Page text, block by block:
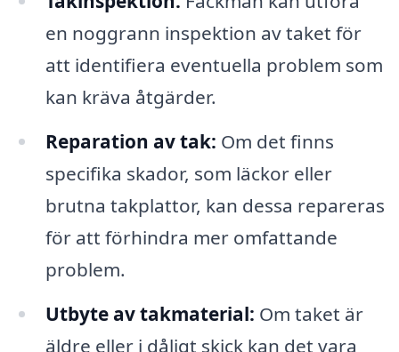
en noggrann inspektion av taket för
att identifiera eventuella problem som
kan kräva åtgärder.
Reparation av tak: Om det finns
specifika skador, som läckor eller
brutna takplattor, kan dessa repareras
för att förhindra mer omfattande
problem.
Utbyte av takmaterial: Om taket är
äldre eller i dåligt skick kan det vara